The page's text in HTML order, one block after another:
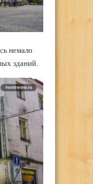
немало
зданий.